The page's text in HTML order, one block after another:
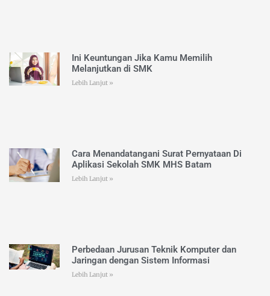
Ini Keuntungan Jika Kamu Memilih
Melanjutkan di SMK
Lebih Lanjut »
Cara Menandatangani Surat Pernyataan Di
Aplikasi Sekolah SMK MHS Batam
Lebih Lanjut »
Perbedaan Jurusan Teknik Komputer dan
Jaringan dengan Sistem Informasi
Lebih Lanjut »